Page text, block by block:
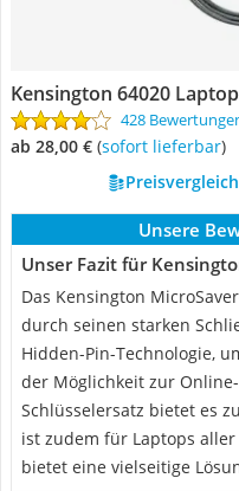
Kensington 64020
428
ab 28,00 € ( Sofort lieferbar)
Unsere
Unser Fazit für
Das Kensington
durch seinen starken
Hidden-Pin-Technologie,
der Möglichkeit zur
Schlüsselersatz bietet es
ist zudem für Laptops
bietet eine vielseitige